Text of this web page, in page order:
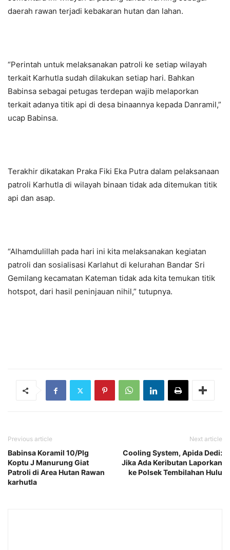
daerah rawan terjadi kebakaran hutan dan lahan.
“Perintah untuk melaksanakan patroli ke setiap wilayah
terkait Karhutla sudah dilakukan setiap hari. Bahkan
Babinsa sebagai petugas terdepan wajib melaporkan
terkait adanya titik api di desa binaannya kepada Danramil,”
ucap Babinsa.
Terakhir dikatakan Praka Fiki Eka Putra dalam pelaksanaan
patroli Karhutla di wilayah binaan tidak ada ditemukan titik
api dan asap.
“Alhamdulillah pada hari ini kita melaksanakan kegiatan
patroli dan sosialisasi Karlahut di kelurahan Bandar Sri
Gemilang kecamatan Kateman tidak ada kita temukan titik
hotspot, dari hasil peninjauan nihil,” tutupnya.
Previous article
Babinsa Koramil 10/Plg
Koptu J Manurung Giat
Patroli di Area Hutan Rawan
karhutla
Next article
Cooling System, Apida Dedi:
Jika Ada Keributan Laporkan
ke Polsek Tembilahan Hulu